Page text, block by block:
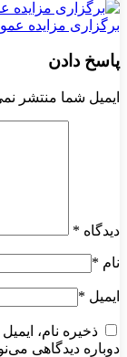
برگزاری مزایده عمومی ۱۲۷ فقره از املاك مازاد
پاسخ دادن
ایمیل شما منتشر
دیدگاه *
نام *
ایمیل *
ذخیره نام،
دوباره دیدگاهی